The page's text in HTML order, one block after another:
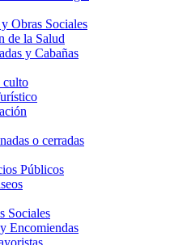
Obras Sociales
de la Salud
y Cabañas
culto
o cerradas
Públicos
Sociales
Encomiendas